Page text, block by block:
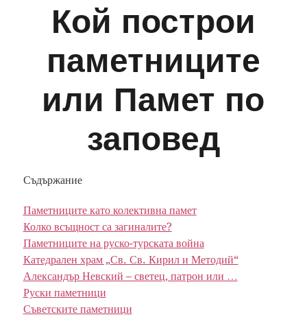
Кой построи
паметниците
или Памет по
заповед
Съдържание
Паметниците като колективна памет
Колко всъщност са загиналите?
Паметниците на руско-турската война
Катедрален храм „Св. Св. Кирил и Методий“
Александър Невский – светец, патрон или …
Руски паметници
Съветските паметници